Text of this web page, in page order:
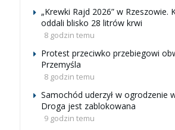
„Krewki Rajd 2026” w Rzeszowie.
oddali blisko 28 litrów krwi
8 godzin temu
Protest przeciwko przebiegowi
Przemyśla
8 godzin temu
Samochód uderzył w ogrodzenie
Droga jest zablokowana
9 godzin temu